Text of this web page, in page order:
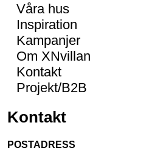
Våra hus
Inspiration
Kampanjer
Om XNvillan
Kontakt
Projekt/B2B
Kontakt
POSTADRESS